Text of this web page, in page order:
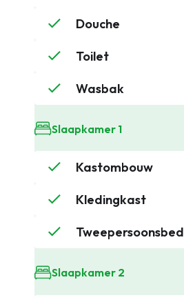
Douche
Toilet
Wasbak
Slaapkamer 1
Kastombouw
Kledingkast
Tweepersoonsbed
Slaapkamer 2